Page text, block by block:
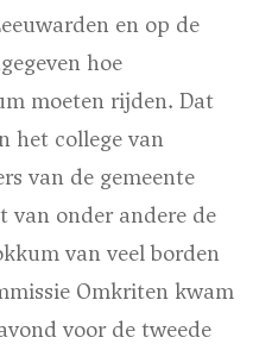
en op de
hoe
moeten rijden. Dat
het college van
van de gemeente
van onder andere de
van veel borden
Omkriten kwam
voor de tweede